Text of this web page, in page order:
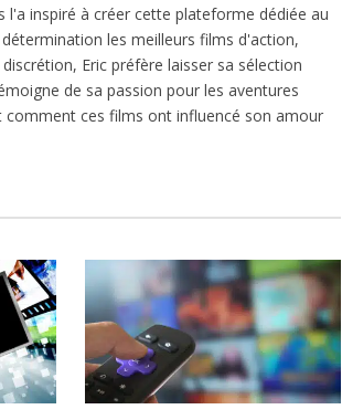
l'a inspiré à créer cette plateforme dédiée au
les meilleurs films d'action,
Eric préfère laisser sa sélection
de sa passion pour les aventures
comment ces films ont influencé son amour